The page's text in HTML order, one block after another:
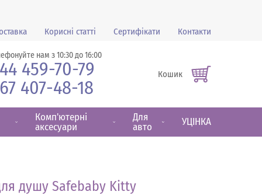
Корисні статті Сертифікати Контакти
нам з 10:30 до 16:00
459-70-79
407-48-18
Кошик
Комп'ютерні
аксесуари
Для
авто
УЦІНКА
душу Safebaby Kitty